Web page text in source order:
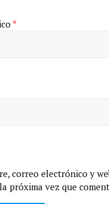
*
correo electrónico y
próxima vez que